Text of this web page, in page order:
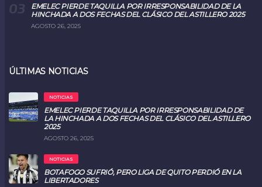
EMELEC PIERDE TAQUILLA POR IRRESPONSABILIDAD DE LA
HINCHADA A DOS FECHAS DEL CLÁSICO DEL ASTILLERO 2025
AGOSTO 26, 2025
ÚLTIMAS NOTICIAS
NOTICIAS
EMELEC PIERDE TAQUILLA POR IRRESPONSABILIDAD DE
LA HINCHADA A DOS FECHAS DEL CLÁSICO DEL ASTILLERO
2025
AGOSTO 26, 2025
NOTICIAS
BOTAFOGO SUFRIÓ, PERO LIGA DE QUITO PERDIÓ EN LA
LIBERTADORES